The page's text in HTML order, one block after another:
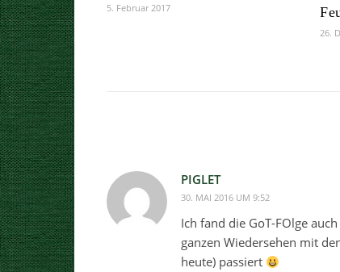
5. Februar 2017
26.
PIGLET
30. MAI 2016 UM 9:52
Ich fand die GoT-FOlge
ganzen Wiedersehen mit
heute) passiert